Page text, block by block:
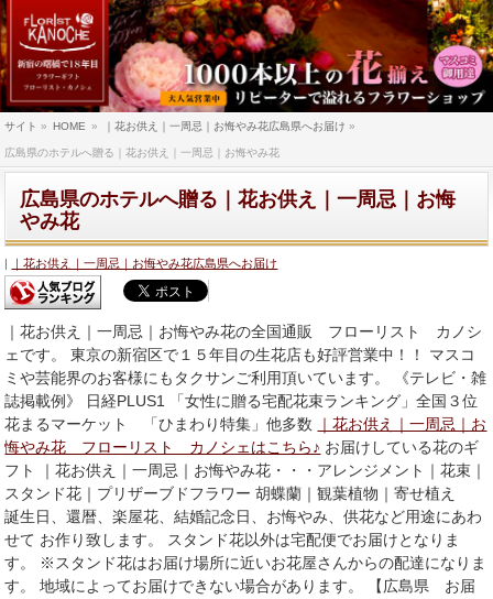
サイト » HOME » ｜花お供え｜一周忌｜お悔やみ花広島県へお届け »
広島県のホテルへ贈る｜花お供え｜一周忌｜お悔やみ花
広島県のホテルへ贈る｜花お供え｜一周忌｜お悔
やみ花
｜花お供え｜一周忌｜お悔やみ花広島県へお届け
｜花お供え｜一周忌｜お悔やみ花の全国通販 フローリスト カノシ
ェです。 東京の新宿区で１５年目の生花店も好評営業中！！ マスコ
ミや芸能界のお客様にもタクサンご利用頂いています。 《テレビ・雑
誌掲載例》 日経PLUS1 「女性に贈る宅配花束ランキング」全国３位
花まるマーケット 「ひまわり特集」他多数
｜花お供え｜一周忌｜お
悔やみ花 フローリスト カノシェはこちら♪ お届けしている花のギ
フト ｜花お供え｜一周忌｜お悔やみ花・・・アレンジメント｜花束｜
スタンド花｜プリザーブドフラワー 胡蝶蘭｜観葉植物｜寄せ植え
誕生日、還暦、楽屋花、結婚記念日、お悔やみ、供花など用途にあわ
せて お作り致します。 スタンド花以外は宅配便でお届けとなりま
す。 ※スタンド花はお届け場所に近いお花屋さんからの配達になりま
す。 地域によってお届けできない場合があります。 【広島県 お届